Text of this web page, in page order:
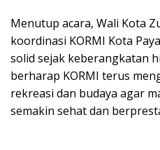
Menutup acara, Wali Kota
koordinasi KORMI Kota
solid sejak keberangkatan
berharap KORMI terus
rekreasi dan budaya agar
semakin sehat dan